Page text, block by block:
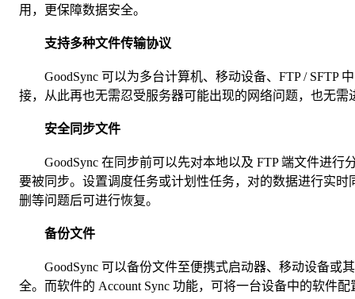
用，更保障数据安全。
支持多种文件传输协议
GoodSync 可以为多台计算机、移动设备、FTP / SFTP
接，从此再也无需忍受服务器可能出现的网络问题，也无需
安全同步文件
GoodSync 在同步前可以先对本地以及 FTP 端文件进行
要被同步。设置调度任务或计划性任务，对的数据进行实时
删等问题后可进行恢复。
备份文件
GoodSync 可以备份文件至便携式启动器、移动设备或
全。而软件的 Account Sync 功能，可将一台设备中的软件